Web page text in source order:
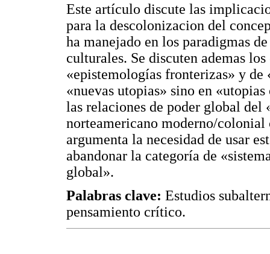
Este artículo discute las
para la descolonizacion del
ha manejado en los paradigmas
culturales. Se discuten ademas
«epistemologías fronterizas» y de
«nuevas utopias» sino en
las relaciones de poder global del
norteamericano moderno/
argumenta la necesidad de usar
abandonar la categoría de
global».
Palabras clave: Estudios
pensamiento crítico.